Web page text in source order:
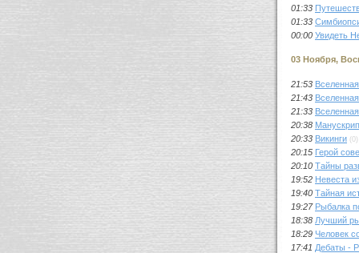
01:33
01:33
00:00 Увидеть
03 Ноября,
21:53
21:43
21:33
20:38
20:33 Викинги (0)
20:15 Герой
20:10 Тайны
19:52 Невеста
19:40 Тайная
19:27 Рыбалка
18:38 Лучший
18:29 Человек
17:41 Дебаты -